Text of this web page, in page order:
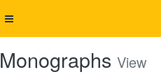
Monographs View